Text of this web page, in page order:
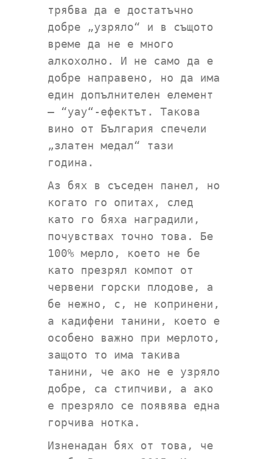
трябва да е достатъчно
добре „узряло“ и в същото
време да не е много
алкохолно. И не само да е
добре направено, но да има
един допълнителен елемент
– “уау“-ефектът. Такова
вино от България спечели
„златен медал“ тази
година.
Аз бях в съседен панел, но
когато го опитах, след
като го бяха наградили,
почувствах точно това. Бе
100% мерло, което не бе
като презрял компот от
червени горски плодове, а
бе нежно, с, не копринени,
а кадифени танини, което е
особено важно при мерлото,
защото то има такива
танини, че ако не е узряло
добре, са стипчиви, а ако
е презряло се появява една
горчива нотка.
Изненадан бях от това, че